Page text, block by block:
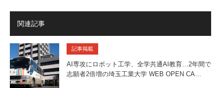
関連記事
記事掲載
AI専攻にロボット工学、全学共通AI教育…2年間で
志願者2倍増の埼玉工業大学 WEB OPEN CA…